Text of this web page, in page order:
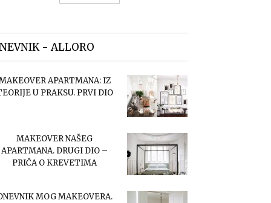
- ALLORO
APARTMANA: IZ
U PRAKSU. PRVI DIO
MAKEOVER NAŠEG
APARTMANA. DRUGI DIO –
PRIČA O KREVETIMA
MOG MAKEOVERA.